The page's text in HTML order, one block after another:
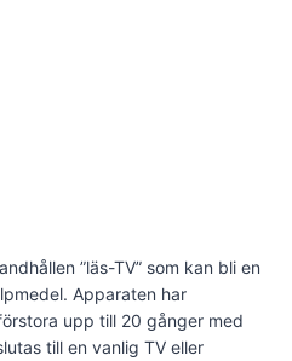
”läs-TV” som kan bli en
Apparaten har
upp till 20 gånger med
till en vanlig TV eller